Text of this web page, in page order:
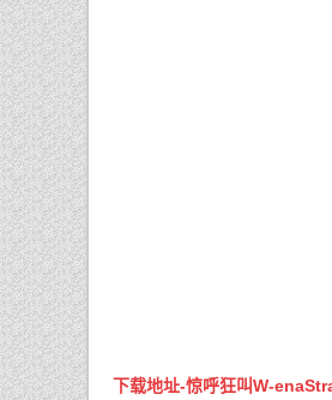
下载地址-惊呼狂叫W-